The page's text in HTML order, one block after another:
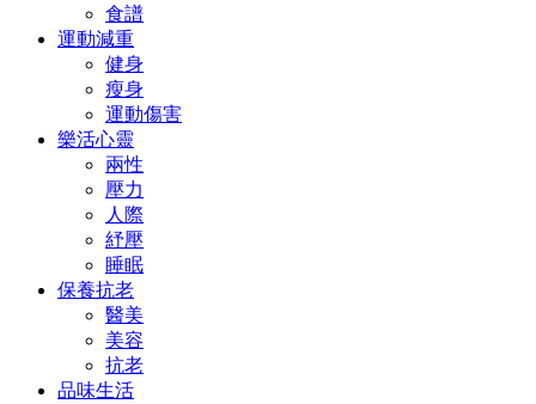
食譜
運動減重
健身
瘦身
運動傷害
樂活心靈
兩性
壓力
人際
紓壓
睡眠
保養抗老
醫美
美容
抗老
品味生活